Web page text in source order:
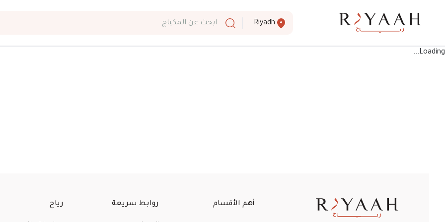
Riyadh ابحث عن المكياج
Loading...
أهم الأقسام روابط سريعة رياح